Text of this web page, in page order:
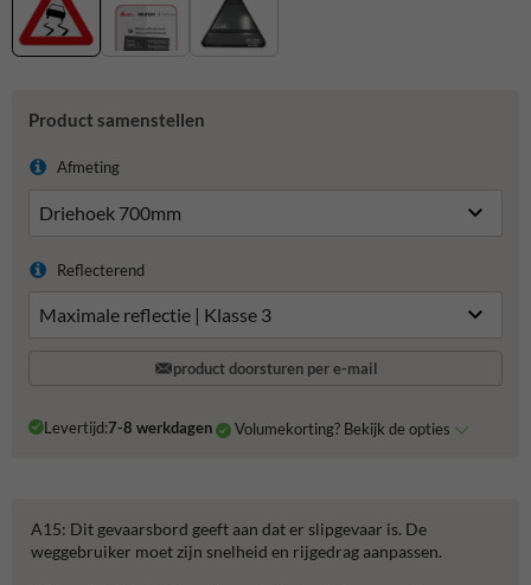
Product samenstellen
Afmeting
Reflecterend
product doorsturen per e-mail
Levertijd:7-8 werkdagen Volumekorting? Bekijk de opties
A15: Dit gevaarsbord geeft aan dat er slipgevaar is. De
weggebruiker moet zijn snelheid en rijgedrag aanpassen.